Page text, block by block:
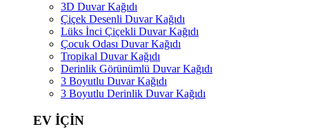
3D Duvar Kağıdı
Çiçek Desenli Duvar Kağıdı
Lüks İnci Çiçekli Duvar Kağıdı
Çocuk Odası Duvar Kağıdı
Tropikal Duvar Kağıdı
Derinlik Görünümlü Duvar Kağıdı
3 Boyutlu Duvar Kağıdı
3 Boyutlu Derinlik Duvar Kağıdı
EV İÇİN